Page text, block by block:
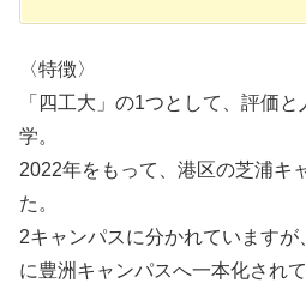
〈特徴〉
「四工大」の1つとして、評価
学。
2022年をもって、港区の芝浦キ
た。
2キャンパスに分かれていますが
に豊洲キャンパスへ一本化され